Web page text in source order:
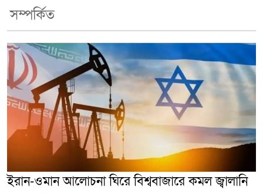
সম্পর্কিত
ইরান-ওমান আলোচনা ঘিরে বিশ্ববাজারে কমল জ্বালানি